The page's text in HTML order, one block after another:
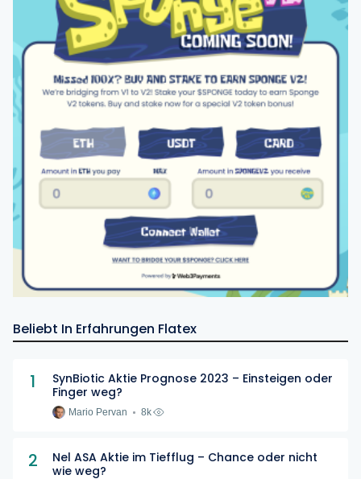
Beliebt In Erfahrungen Flatex
1
SynBiotic Aktie Prognose 2023 – Einsteigen oder
Finger weg?
Mario Pervan 8k
2
Nel ASA Aktie im Tiefflug – Chance oder nicht
wie weg?